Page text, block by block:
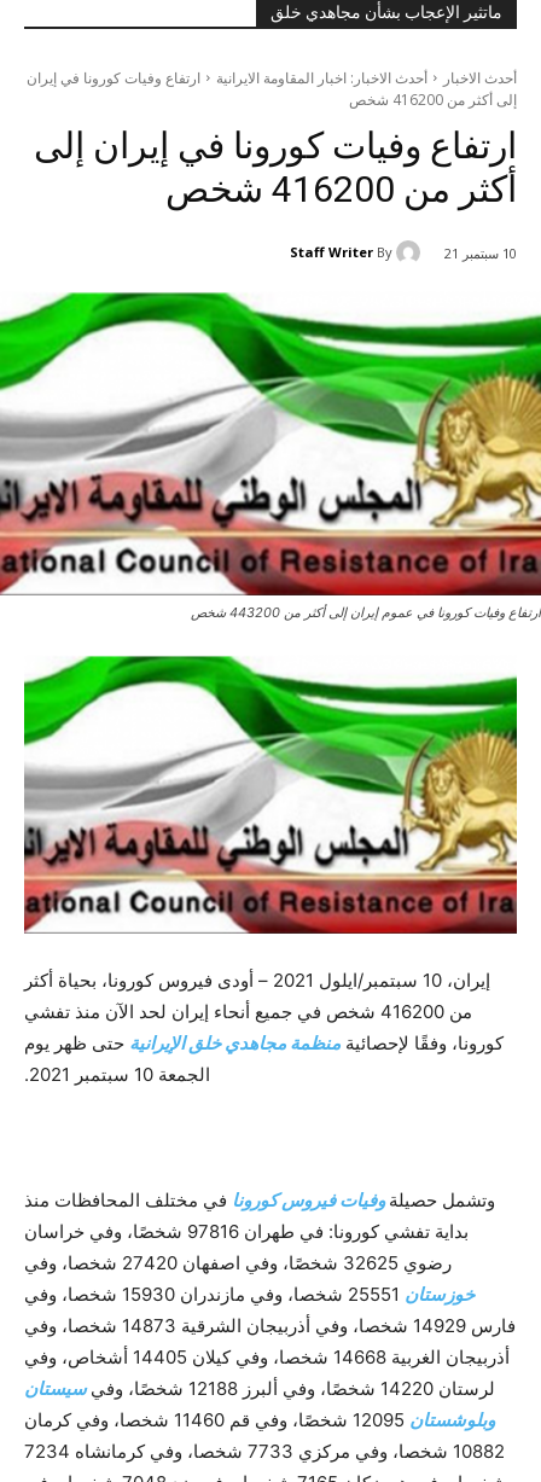
ماتثير الإعجاب بشأن مجاهدي خلق
أحدث الاخبار أحدث الاخبار: اخبار المقاومة الايرانية
ارتفاع وفیات کورونا في إيران
إلى أكثر من 416200 شخص
ارتفاع وفیات کورونا في إيران إلى
أكثر من 416200 شخص
10 سبتمبر 21 By
Staff Writer
ارتفاع وفیات کورونا في عموم إيران إلى أكثر من 443200 شخص
إيران، 10 سبتمبر/ايلول 2021 – أودى فيروس كورونا، بحياة أكثر
من 416200 شخص في جميع أنحاء إيران لحد الآن منذ تفشي
كورونا، وفقًا لإحصائية منظمة مجاهدي خلق الإيرانية حتى ظهر يوم
الجمعة 10 سبتمبر 2021.
وتشمل حصيلةوفيات فيروس كورونا في مختلف المحافظات منذ
بداية تفشي كورونا: في طهران 97816 شخصًا، وفي خراسان
رضوي 32625 شخصًا، وفي اصفهان 27420 شخصا، وفي
خوزستان
25551 شخصا، وفي مازندران 15930 شخصا، وفي
فارس 14929 شخصا، وفي أذربيجان الشرقية 14873 شخصا، وفي
أذربيجان الغربية 14668 شخصا، وفي كيلان 14405 أشخاص، وفي
لرستان 14220 شخصًا، وفي ألبرز 12188 شخصًا، وفي
سيستان
وبلوشستان
12095 شخصًا، وفي قم 11460 شخصا، وفي كرمان
10882 شخصا، وفي مركزي 7733 شخصا، وفي كرمانشاه 7234